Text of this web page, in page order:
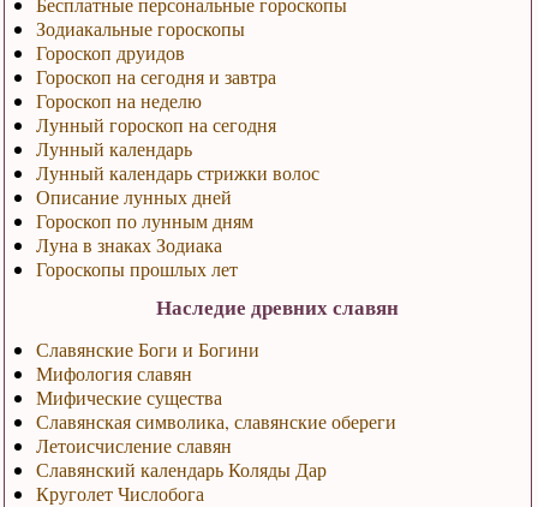
Зодиакальные гороскопы
Гороскоп друидов
Гороскоп на сегодня и завтра
Гороскоп на неделю
Лунный гороскоп на сегодня
Лунный календарь
Лунный календарь стрижки волос
Описание лунных дней
Гороскоп по лунным дням
Луна в знаках Зодиака
Гороскопы прошлых лет
Наследие древних славян
Славянские Боги и Богини
Мифология славян
Мифические существа
Славянская символика, славянские обереги
Летоисчисление славян
Славянский календарь Коляды Дар
Круголет Числобога